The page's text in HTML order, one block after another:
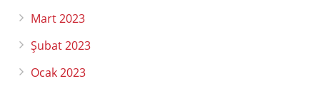
Mart 2023
Şubat 2023
Ocak 2023